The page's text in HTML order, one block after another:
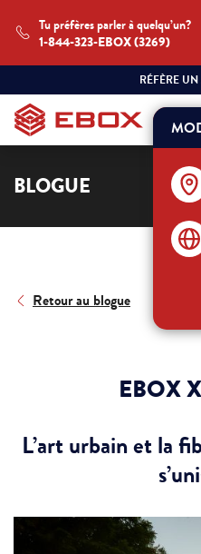
Tu préfères parler à quelqu’un?
1-844-323-EBOX (3269)
RÉFÈRE
BLOGUE
Retour au blogue
EBOX
L’art urbain et la